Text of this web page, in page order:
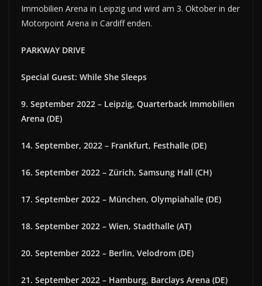
Immobilien Arena in Leipzig und wird am 3. Oktober in der
Motorpoint Arena in Cardiff enden.
PARKWAY DRIVE
Special Guest: While She Sleeps
9. September 2022 – Leipzig, Quarterback Immobilien
Arena (DE)
14. September, 2022 – Frankfurt, Festhalle (DE)
16. September 2022 – Zürich, Samsung Hall (CH)
17. September 2022 – München, Olympiahalle (DE)
18. September 2022 – Wien, Stadthalle (AT)
20. September 2022 – Berlin, Velodrom (DE)
21. September 2022 – Hamburg, Barclays Arena (DE)